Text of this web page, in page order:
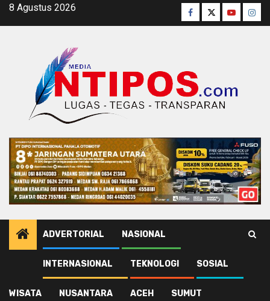
Skip8 Agustus 2026 Facebook
TwitterYoutube
ADVERTORIAL NASIONAL
INTERNASIONAL TEKNOLOGI SOSIAL
WISATA NUSANTARA ACEH SUMUT
Sosial
Polda Banten Lakukan Patroli Ops Aman Nusa II di Pantai Pasir Putih
Anyer